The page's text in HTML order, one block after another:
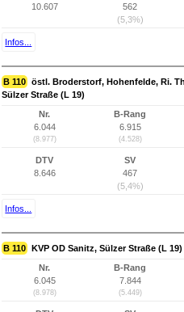
10.607
562
(5,3%)
Infos...
B 110 östl. Broderstorf, Hohenfelde, Ri.
Sülzer Straße (L 19)
Nr.
6.044
(8.977)
B-Rang
6.915
(4.528)
DTV
8.646
SV
467
(5,4%)
Infos...
B 110 KVP OD Sanitz, Sülzer Straße (L
Nr.
6.045
(8.978)
B-Rang
7.844
(5.449)